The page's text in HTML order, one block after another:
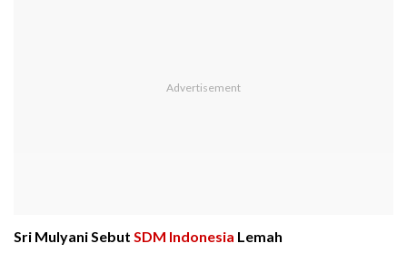
Sri Mulyani Sebut SDM Indonesia Lemah